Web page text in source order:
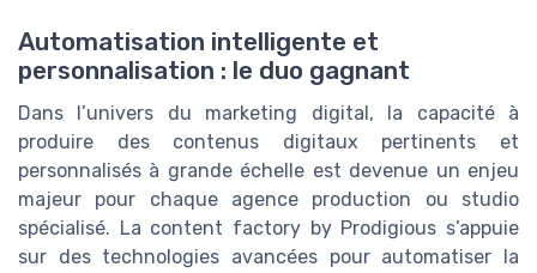
Automatisation intelligente et
personnalisation : le duo gagnant
Dans l’univers du marketing digital, la capacité à
produire des contenus digitaux pertinents et
personnalisés à grande échelle est devenue un enjeu
majeur pour chaque agence production ou studio
spécialisé. La content factory by Prodigious s’appuie
sur des technologies avancées pour automatiser la